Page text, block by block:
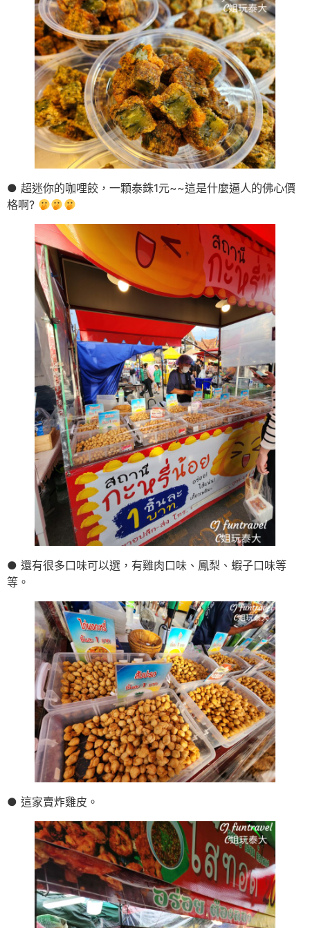
● 超迷你的咖哩餃，一顆泰銖1元~~這是什麼逼人的佛心價
格啊?
● 還有很多口味可以選，有雞肉口味、鳳梨、蝦子口味等
等。
● 這家賣炸雞皮。